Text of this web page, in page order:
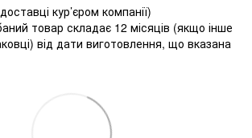
кур’єром компанії)
товар складає 12 місяців (якщо інше
від дати виготовлення, що вказана